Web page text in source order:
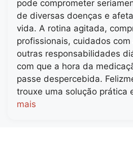
pode comprometer
de diversas doenças e
vida. A rotina agitada,
profissionais, cuidados
outras responsabilidades
com que a hora da
passe despercebida.
trouxe uma solução prática
mais